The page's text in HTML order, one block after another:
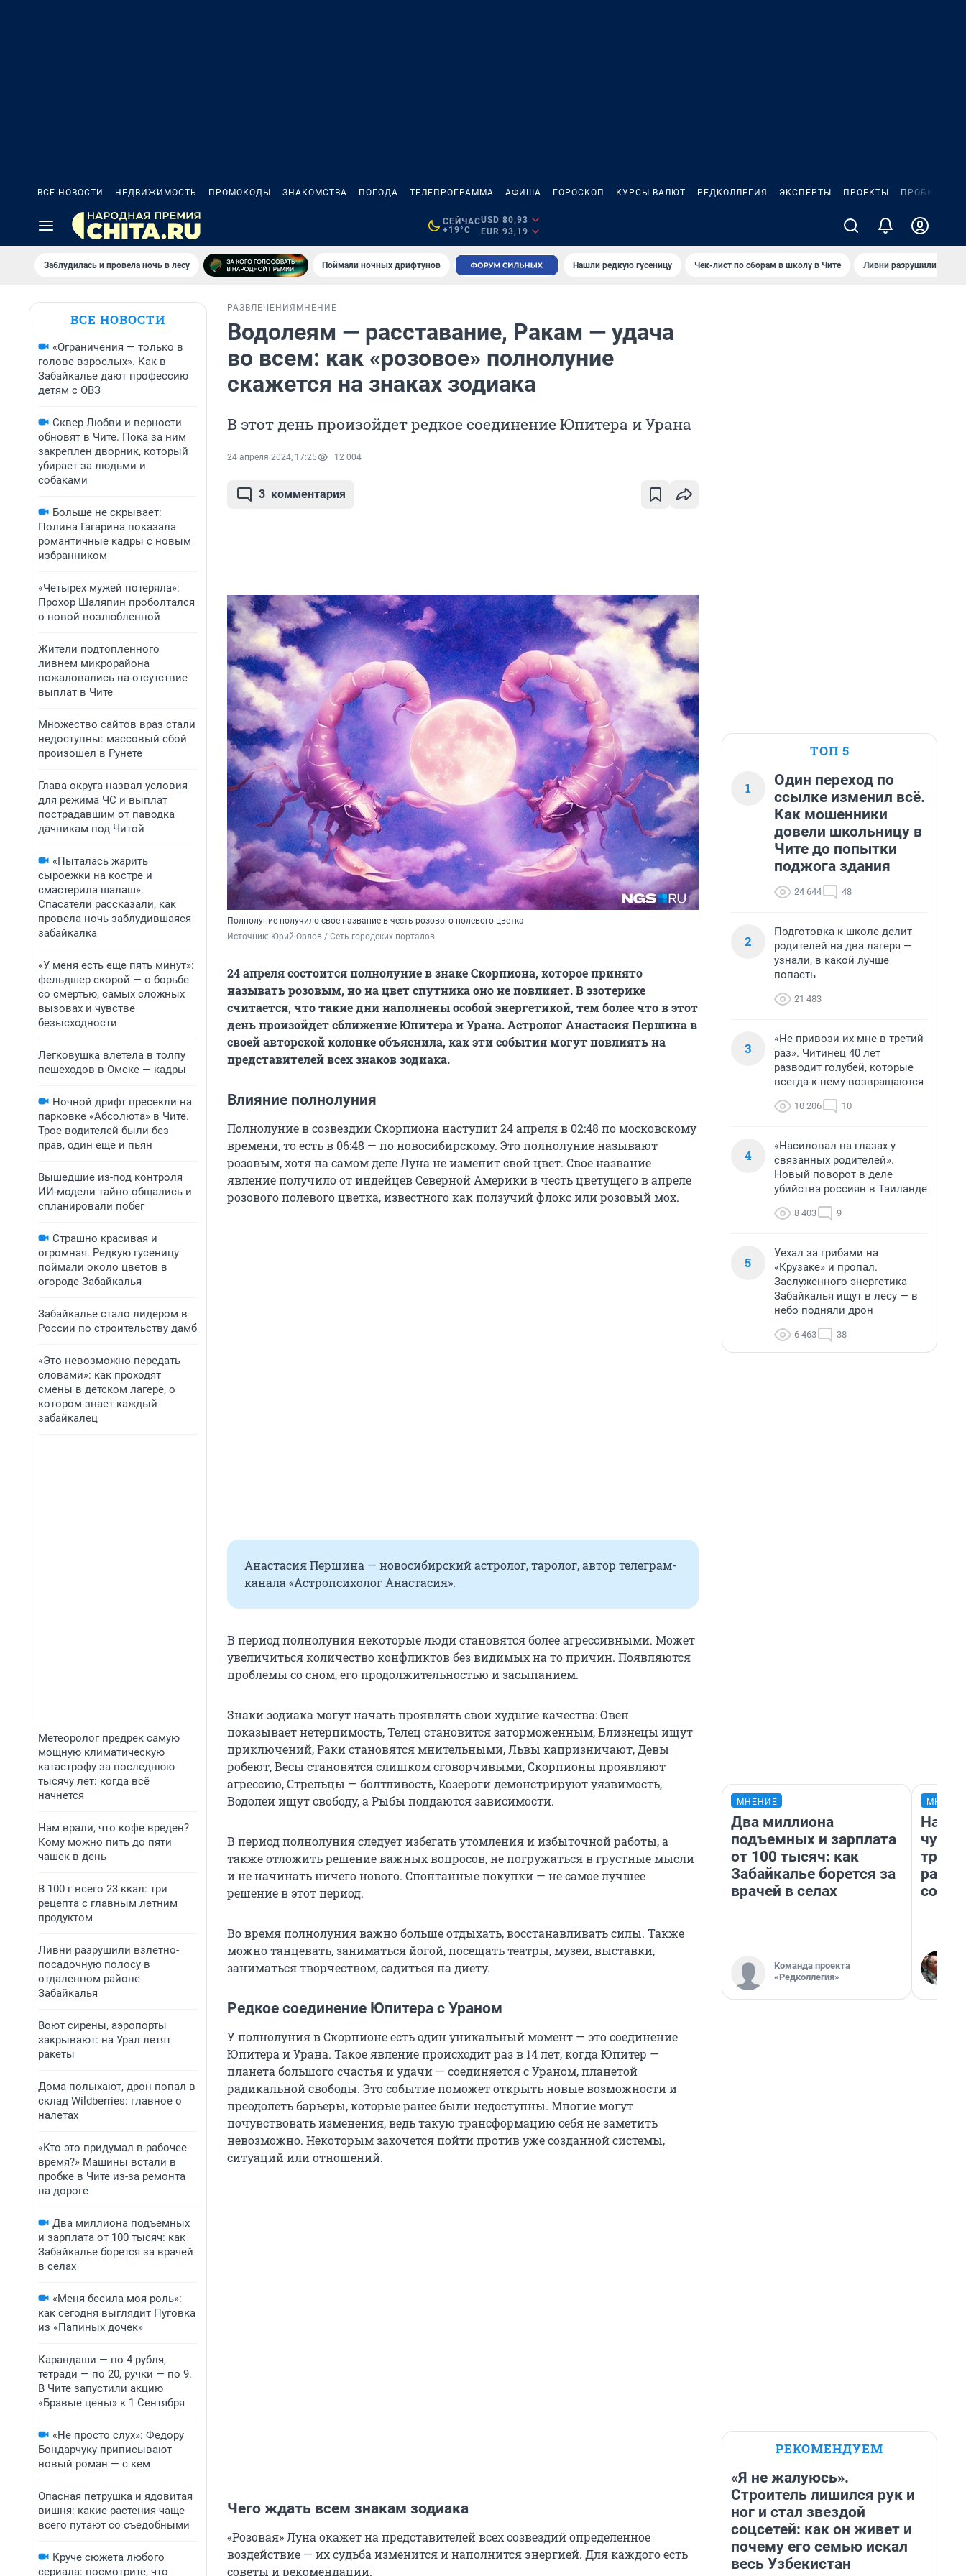
ВСЕ НОВОСТИ НЕДВИЖИМОСТЬ ПРОМОКОДЫ ЗНАКОМСТВА ПОГОДА ТЕЛЕПРОГРАММА АФИША ГОРОСКОП КУРСЫ ВАЛЮТ РЕДКОЛЛЕГИЯ ЭКСПЕРТЫ ПРОЕКТЫ ПРОБКИ
СЕЙЧАС
+19°C
USD 80,93
EUR 93,19
Заблудилась и провела ночь в лесу Поймали ночных дрифтунов Нашли редкую гусеницу Чек-лист по сборам в школу в Чите Ливни разрушили
ВСЕ НОВОСТИ
«Ограничения — только в
голове взрослых». Как в
Забайкалье дают профессию
детям с ОВЗ
Сквер Любви и верности
обновят в Чите. Пока за ним
закреплен дворник, который
убирает за людьми и
собаками
Больше не скрывает:
Полина Гагарина показала
романтичные кадры с новым
избранником
«Четырех мужей потеряла»:
Прохор Шаляпин проболтался
о новой возлюбленной
Жители подтопленного
ливнем микрорайона
пожаловались на отсутствие
выплат в Чите
Множество сайтов враз стали
недоступны: массовый сбой
произошел в Рунете
Глава округа назвал условия
для режима ЧС и выплат
пострадавшим от паводка
дачникам под Читой
«Пыталась жарить
сыроежки на костре и
смастерила шалаш».
Спасатели рассказали, как
провела ночь заблудившаяся
забайкалка
«У меня есть еще пять минут»:
фельдшер скорой — о борьбе
со смертью, самых сложных
вызовах и чувстве
безысходности
Легковушка влетела в толпу
пешеходов в Омске — кадры
Ночной дрифт пресекли на
парковке «Абсолюта» в Чите.
Трое водителей были без
прав, один еще и пьян
Вышедшие из-под контроля
ИИ-модели тайно общались и
спланировали побег
Страшно красивая и
огромная. Редкую гусеницу
поймали около цветов в
огороде Забайкалья
Забайкалье стало лидером в
России по строительству дамб
«Это невозможно передать
словами»: как проходят
смены в детском лагере, о
котором знает каждый
забайкалец
Метеоролог предрек самую
мощную климатическую
катастрофу за последнюю
тысячу лет: когда всё
начнется
Нам врали, что кофе вреден?
Кому можно пить до пяти
чашек в день
В 100 г всего 23 ккал: три
рецепта с главным летним
продуктом
Ливни разрушили взлетно-
посадочную полосу в
отдаленном районе
Забайкалья
Воют сирены, аэропорты
закрывают: на Урал летят
ракеты
Дома полыхают, дрон попал в
склад Wildberries: главное о
налетах
«Кто это придумал в рабочее
время?» Машины встали в
пробке в Чите из-за ремонта
на дороге
Два миллиона подъемных
и зарплата от 100 тысяч: как
Забайкалье борется за врачей
в селах
«Меня бесила моя роль»:
как сегодня выглядит Пуговка
из «Папиных дочек»
Карандаши — по 4 рубля,
тетради — по 20, ручки — по 9.
В Чите запустили акцию
«Бравые цены» к 1 Сентября
«Не просто слух»: Федору
Бондарчуку приписывают
новый роман — с кем
Опасная петрушка и ядовитая
вишня: какие растения чаще
всего путают со съедобными
Круче сюжета любого
сериала: посмотрите, что
РАЗВЛЕЧЕНИЯ МНЕНИЕ
Водолеям — расставание, Ракам — удача
во всем: как «розовое» полнолуние
скажется на знаках зодиака
В этот день произойдет редкое соединение Юпитера и Урана
24 апреля 2024, 17:25 12 004
3 комментария
Полнолуние получило свое название в честь розового полевого цветка
Источник: Юрий Орлов / Сеть городских порталов
24 апреля состоится полнолуние в знаке Скорпиона, которое принято
называть розовым, но на цвет спутника оно не повлияет. В эзотерике
считается, что такие дни наполнены особой энергетикой, тем более что в этот
день произойдет сближение Юпитера и Урана. Астролог Анастасия Першина в
своей авторской колонке объяснила, как эти события могут повлиять на
представителей всех знаков зодиака.
Влияние полнолуния
Полнолуние в созвездии Скорпиона наступит 24 апреля в 02:48 по московскому
времени, то есть в 06:48 — по новосибирскому. Это полнолуние называют
розовым, хотя на самом деле Луна не изменит свой цвет. Свое название
явление получило от индейцев Северной Америки в честь цветущего в апреле
розового полевого цветка, известного как ползучий флокс или розовый мох.
Анастасия Першина — новосибирский астролог, таролог, автор телеграм-
канала «Астропсихолог Анастасия».
В период полнолуния некоторые люди становятся более агрессивными. Может
увеличиться количество конфликтов без видимых на то причин. Появляются
проблемы со сном, его продолжительностью и засыпанием.
Знаки зодиака могут начать проявлять свои худшие качества: Овен
показывает нетерпимость, Телец становится заторможенным, Близнецы ищут
приключений, Раки становятся мнительными, Львы капризничают, Девы
робеют, Весы становятся слишком сговорчивыми, Скорпионы проявляют
агрессию, Стрельцы — болтливость, Козероги демонстрируют уязвимость,
Водолеи ищут свободу, а Рыбы поддаются зависимости.
В период полнолуния следует избегать утомления и избыточной работы, а
также отложить решение важных вопросов, не погружаться в грустные мысли
и не начинать ничего нового. Спонтанные покупки — не самое лучшее
решение в этот период.
Во время полнолуния важно больше отдыхать, восстанавливать силы. Также
можно танцевать, заниматься йогой, посещать театры, музеи, выставки,
заниматься творчеством, садиться на диету.
Редкое соединение Юпитера с Ураном
У полнолуния в Скорпионе есть один уникальный момент — это соединение
Юпитера и Урана. Такое явление происходит раз в 14 лет, когда Юпитер —
планета большого счастья и удачи — соединяется с Ураном, планетой
радикальной свободы. Это событие поможет открыть новые возможности и
преодолеть барьеры, которые ранее были недоступны. Многие могут
почувствовать изменения, ведь такую трансформацию себя не заметить
невозможно. Некоторым захочется пойти против уже созданной системы,
ситуаций или отношений.
Чего ждать всем знакам зодиака
«Розовая» Луна окажет на представителей всех созвездий определенное
воздействие — их судьба изменится и наполнится энергией. Для каждого есть
советы и рекомендации.
ТОП 5
1
Один переход по
ссылке изменил всё.
Как мошенники
довели школьницу в
Чите до попытки
поджога здания
24 644 48
2
Подготовка к школе делит
родителей на два лагеря —
узнали, в какой лучше
попасть
21 483
3
«Не привози их мне в третий
раз». Читинец 40 лет
разводит голубей, которые
всегда к нему возвращаются
10 206 10
4
«Насиловал на глазах у
связанных родителей».
Новый поворот в деле
убийства россиян в Таиланде
8 403 9
5
Уехал за грибами на
«Крузаке» и пропал.
Заслуженного энергетика
Забайкалья ищут в лесу — в
небо подняли дрон
6 463 38
МНЕНИЕ
Два миллиона
подъемных и зарплата
от 100 тысяч: как
Забайкалье борется за
врачей в селах
Команда проекта
«Редколлегия»
РЕКОМЕНДУЕМ
«Я не жалуюсь».
Строитель лишился рук и
ног и стал звездой
соцсетей: как он живет и
почему его семью искал
весь Узбекистан